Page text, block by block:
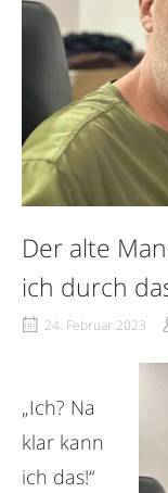
Der alte
ich durch
24. Februar 2023
„Ich? Na
klar kann
ich das!“